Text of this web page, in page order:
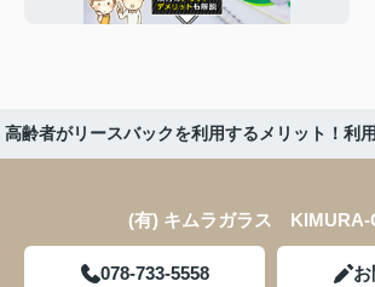
高齢者がリースバックを利用するメリット！利
(有) キムラガラス
078-733-5558 お